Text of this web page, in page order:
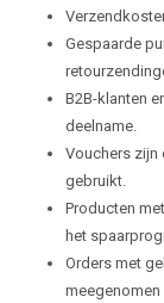
Gespaarde
B2B-klanten
deelname.
Vouchers zijn
gebruikt.
Producten
het
Orders met